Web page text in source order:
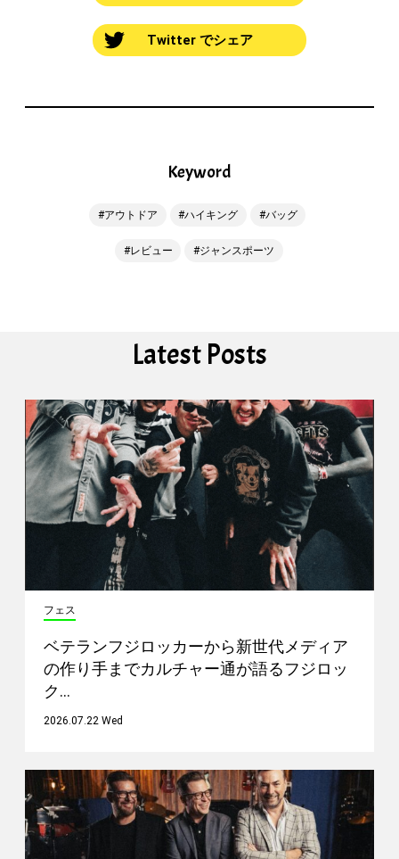
Twitter でシェア
Keyword
アウトドア ハイキング バッグ
レビュー ジャンスポーツ
Latest Posts
フェス
ベテランフジロッカーから新世代メディア
の作り手までカルチャー通が語るフジロッ
ク…
2026.07.22 Wed